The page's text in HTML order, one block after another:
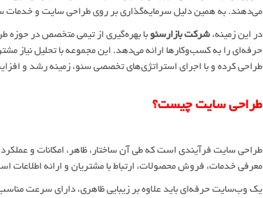
می‌دهند. به همین دلیل سرمایه‌گذاری بر روی طراحی سایت و
در این زمینه،شرکت بازارسئو با بهره‌گیری از تیمی متخصص در حوزه
حرفه‌ای را به کسب‌وکارها ارائه می‌دهد. این مجموعه با تحلیل نیاز
طراحی کرده و با اجرای استراتژی‌های تخصصی سئو، زمینه رشد و
طراحی سایت چیست؟
طراحی سایت فرآیندی است که طی آن ساختار، ظاهر، امکانات و
معرفی خدمات، فروش محصولات، ارتباط با مشتریان و ارائه اطلاعات
یک وب‌سایت حرفه‌ای باید علاوه بر زیبایی ظاهری، دارای سرعت